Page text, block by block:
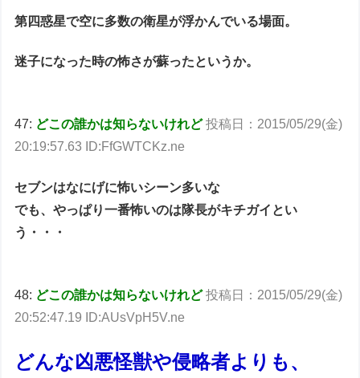
第四惑星で空に多数の衛星が浮かんでいる場面。
迷子になった時の怖さが蘇ったというか。
47: どこの誰かは知らないけれど 投稿日：2015/05/29(金)
20:19:57.63 ID:FfGWTCKz.ne
セブンはなにげに怖いシーン多いな
でも、やっぱり一番怖いのは隊長がキチガイとい
う・・・
48: どこの誰かは知らないけれど 投稿日：2015/05/29(金)
20:52:47.19 ID:AUsVpH5V.ne
どんな凶悪怪獣や侵略者よりも、